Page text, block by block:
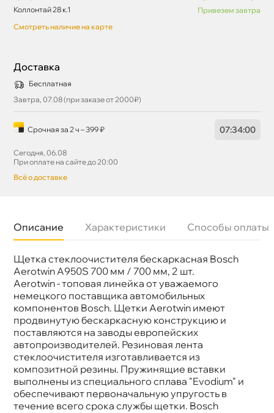
Коллонтай 28 к.1
Привезем завтра
Смотреть наличие на карте
Доставка
Бесплатная
Завтра, 07.08 (при заказе от 2000₽)
Срочная за 2 ч – 399 ₽ 07:34:00
Сегодня, 06.08
При оплате на сайте до 20:00
сё о доставке
Описание Характеристики Способы оплаты
Щетка стеклоочистителя бескаркасная Bosch
Aerotwin A950S 700 мм / 700 мм, 2 шт.
Aerotwin - топовая линейка от уважаемого
немецкого поставщика автомобильных
компонентов Bosch. Щетки Aerotwin имеют
продвинутую бескаркасную конструкцию и
поставляются на заводы европейских
автопроизводителей. Резиновая лента
стеклоочистителя изготавливается из
композитной резины. Пружинящие вставки
ыполнены из специального сплава "Evodium" и
обеспечивают первоначальную упругость
течение всего срока службы щетки. Bosch
Бренд
BOSCH
Артикул
3 397 118 950
Длина 1, мм
700
Длина 2, мм
700
Конструкция
Бескаркасная
Крепление
Side Pin 22mm